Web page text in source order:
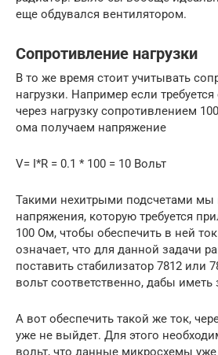
еще обдувался вентилятором.
Сопротивление нагрузки
В то же время стоит учитывать
нагрузки. Например если
через нагрузку сопротивлением
ома получаем напряжение
V= I*R = 0.1 * 100 = 10 Вольт
Такими нехитрыми подсчетами мы
напряжения, которую требуется
100 Ом, чтобы обеспечить в ней
означает, что для данной задачи
поставить стабилизатор 7812 или
вольт соответственно, дабы иметь
А вот обеспечить такой же ток,
уже не выйдет. Для этого
вольт, что данные микросхемы